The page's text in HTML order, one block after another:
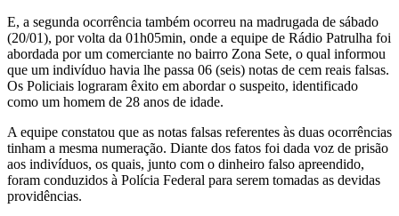
E, a segunda ocorrência também ocorreu na madrugada de sábado
(20/01), por volta da 01h05min, onde a equipe de Rádio Patrulha foi
abordada por um comerciante no bairro Zona Sete, o qual informou
que um indivíduo havia lhe passa 06 (seis) notas de cem reais falsas.
Os Policiais lograram êxito em abordar o suspeito, identificado
como um homem de 28 anos de idade.
A equipe constatou que as notas falsas referentes às duas ocorrências
tinham a mesma numeração. Diante dos fatos foi dada voz de prisão
aos indivíduos, os quais, junto com o dinheiro falso apreendido,
foram conduzidos à Polícia Federal para serem tomadas as devidas
providências.